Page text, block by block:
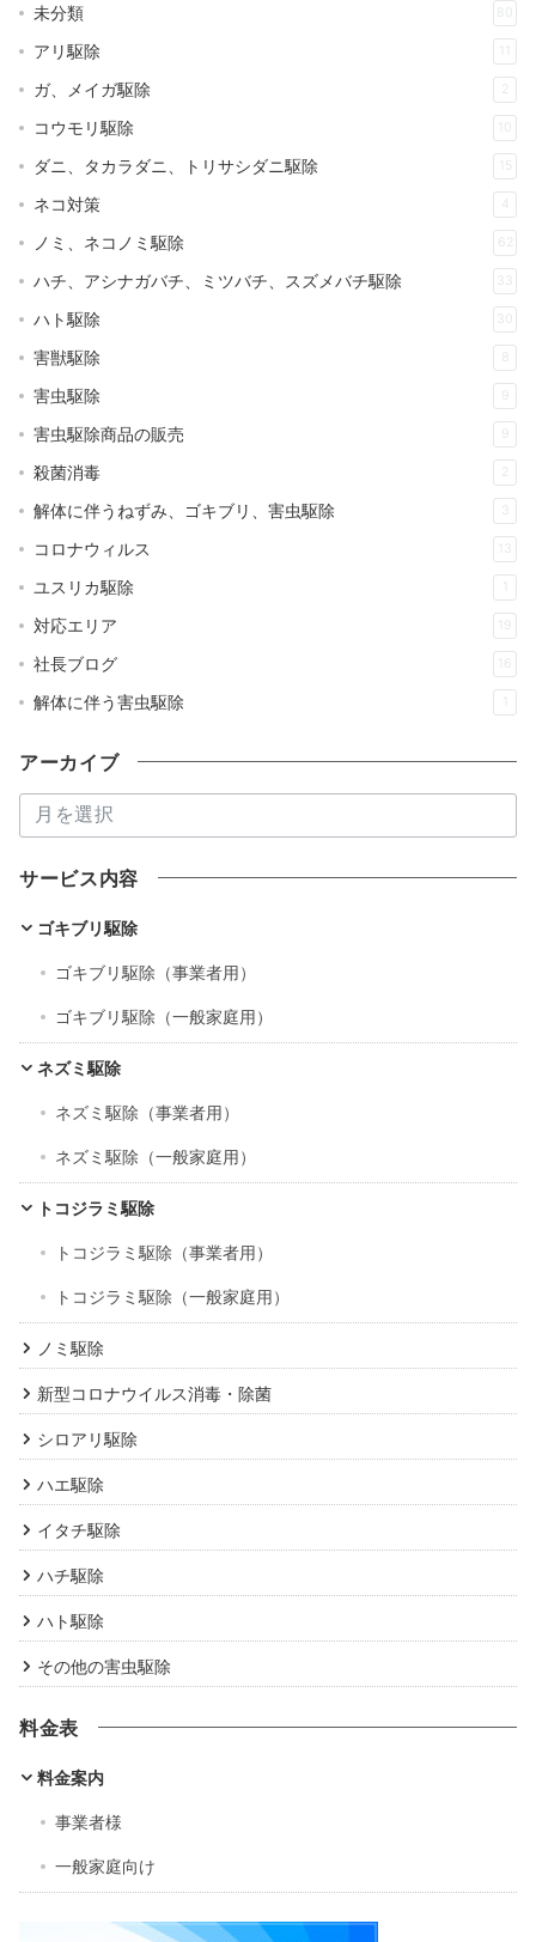
未分類 80
アリ駆除
ガ、メイガ駆除 2
コウモリ駆除 10
ダニ、タカラダニ、トリサシダニ駆除 15
ネコ対策 4
ノミ、ネコノミ駆除 62
ハチ、アシナガバチ、ミツバチ、スズメバチ駆除
ハト駆除 30
害獣駆除 8
害虫駆除 9
害虫駆除商品の販売 9
殺菌消毒 2
解体に伴うねずみ、ゴキブリ、害虫駆除
コロナウィルス
ユスリカ駆除
対応エリア 19
社長ブログ 16
解体に伴う害虫駆除
アーカイブ
ー
カ
イ
ブ
サービス内容
ゴキブリ駆除
ゴキブリ駆除（事業者用）
ゴキブリ駆除（一般家庭用）
ネズミ駆除
ネズミ駆除（事業者用）
ネズミ駆除（一般家庭用）
トコジラミ駆除
トコジラミ駆除（事業者用）
トコジラミ駆除（一般家庭用）
ノミ駆除
新型コロナウイルス消毒・除菌
シロアリ駆除
ハエ駆除
イタチ駆除
ハチ駆除
ハト駆除
その他の害虫駆除
料金表
料金案内
事業者様
一般家庭向け